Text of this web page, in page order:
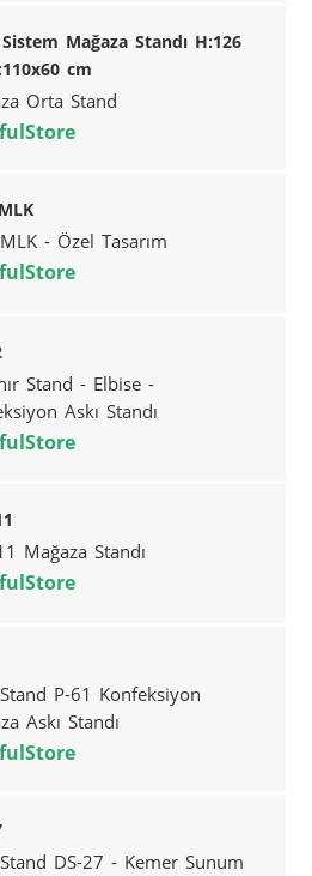
Mağaza Standı H:126
cm
Orta Stand
- Özel Tasarım
Stand - Elbise -
Askı Standı
Mağaza Standı
P-61 Konfeksiyon
Askı Standı
DS-27 - Kemer Sunum